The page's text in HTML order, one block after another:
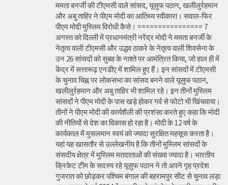
ममता बनर्जी की टीएमसी वाले सांसद, यूसुफ पठान, खलीलुर्रहमान
और अबु ताहिर ने पीएम मोदी का आतिथ्य स्वीकारा। सवाल-फिर
पीएम मोदी मुस्लिम विरोधी कैसे। ================ 7
अगस्त को दिल्ली में प्रधानमंत्री नरेंद्र मोदी ने ममता बनर्जी के
नेतृत्व वाली टीएमसी और उद्धव ठाकरे के नेतृत्व वाली शिवसेना के
उन 26 सांसदों को सुबह के नाश्ते पर आमंत्रित किया, जो हाल ही में
केंद्र में सत्तारूढ़ एनडीए में शामिल हुए हैं। इन सांसदों में टीएमसी
के चुनाव चिह्न पर लोकसभा का सांसद बनने वाले यूसुफ पठान,
खलीलुर्रहमान और अबु ताहिर भी शामिल रहे। इन तीनों मुस्लिम
सांसदों ने पीएम मोदी के पास खड़े होकर गर्व से फोटो भी खिंचवाया।
तीनों ने पीएम मोदी की कार्यशैली की प्रशंसा करते हुए कहा कि मोदी
की नीतियों से देश का विकास हो रहा है। मोदी के 12 वर्ष के
कार्यकाल में मुसलमान स्वयं को ज्यादा सुरक्षित महसूस करता है।
यहां यह खासतौर से उल्लेखनीय है कि तीनों मुस्लिम सांसदों के
संसदीय क्षेत्र में मुस्लिम मतदाताओं की संख्या ज्यादा है। भारतीय
क्रिकेट टीम के सदस्य रहे यूसुफ पठान ने तो अपने गृह प्रदेश
गुजरात को छोड़कर पश्चिम बंगाल की बहरामपुर सीट से चुनाव लड़ा